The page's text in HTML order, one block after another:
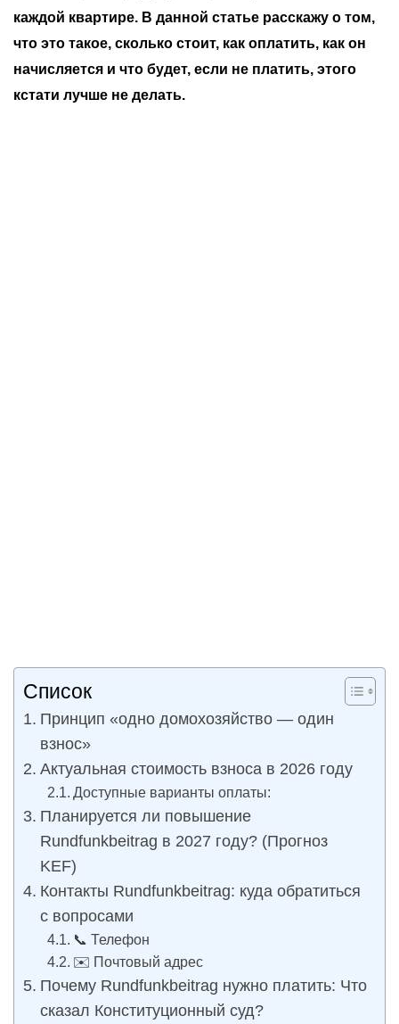
каждой квартире. В данной статье расскажу о том,
что это такое, сколько стоит, как оплатить, как он
начисляется и что будет, если не платить, этого
кстати лучше не делать.
Список
Принцип «одно домохозяйство — один
взнос»
Актуальная стоимость взноса в 2026 году
Доступные варианты оплаты:
Планируется ли повышение
Rundfunkbeitrag в 2027 году? (Прогноз
KEF)
Контакты Rundfunkbeitrag: куда обратиться
с вопросами
📞 Телефон
✉️ Почтовый адрес
Почему Rundfunkbeitrag нужно платить: Что
сказал Конституционный суд?